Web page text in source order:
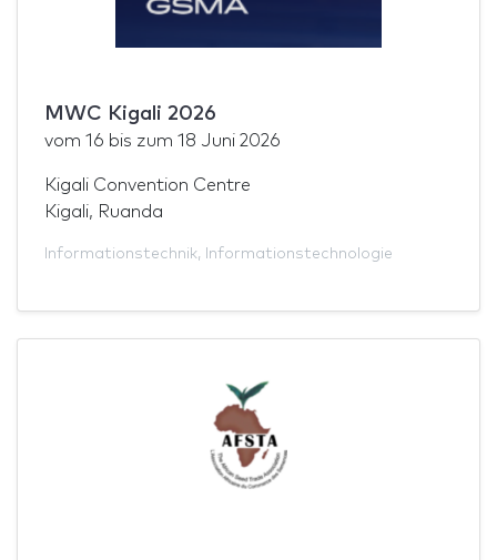
MWC Kigali 2026
vom 16 bis zum 18 Juni 2026
Kigali Convention Centre
Kigali, Ruanda
Informationstechnik, Informationstechnologie